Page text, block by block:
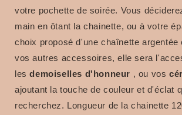
votre pochette de soirée. Vous
main en ôtant la chainette, ou à votre
choix proposé d'une chaînette argentée
vos autres accessoires, elle sera
lesdemoiselles d'honneur , ou vos
ajoutant la touche de couleur et d'éclat
recherchez. Longueur de la chainette